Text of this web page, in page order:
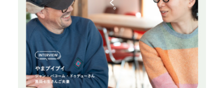
お問い合わせフォーム